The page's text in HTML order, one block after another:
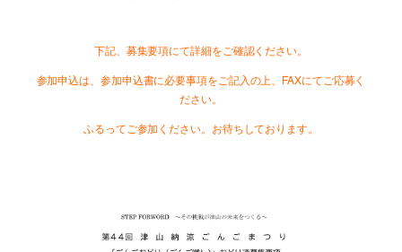
下記、募集要項にて詳細をご確認ください。
参加申込は、参加申込書に必要事項をご記入の上、FAXにてご応募く
ださい。
ふるってご参加ください。お待ちしております。